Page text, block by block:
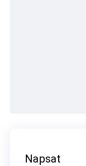
Napsat